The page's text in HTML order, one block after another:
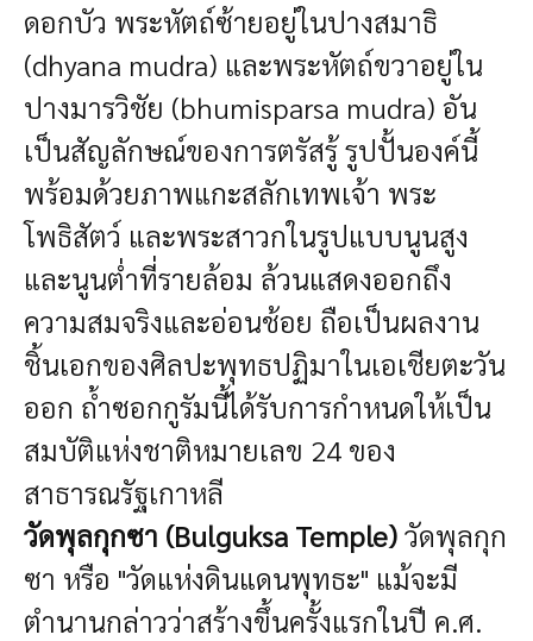
ดอกบัว พระหัตถ์ซ้ายอยู่ในปางสมาธิ
(dhyana mudra) และพระหัตถ์ขวาอยู่ใน
ปางมารวิชัย (bhumisparsa mudra) อัน
เป็นสัญลักษณ์ของการตรัสรู้ รูปปั้นองค์นี้
พร้อมด้วยภาพแกะสลักเทพเจ้า พระ
โพธิสัตว์ และพระสาวกในรูปแบบนูนสูง
และนูนต่ำที่รายล้อม ล้วนแสดงออกถึง
ความสมจริงและอ่อนช้อย ถือเป็นผลงาน
ชิ้นเอกของศิลปะพุทธปฏิมาในเอเชียตะวัน
ออก ถ้ำซอกกูรัมนี้ได้รับการกำหนดให้เป็น
สมบัติแห่งชาติหมายเลข 24 ของ
สาธารณรัฐเกาหลี
วัดพุลกุกซา (Bulguksa Temple)วัดพุลกุก
ซา หรือ "วัดแห่งดินแดนพุทธะ" แม้จะมี
ตำนานกล่าวว่าสร้างขึ้นครั้งแรกในปี ค.ศ.